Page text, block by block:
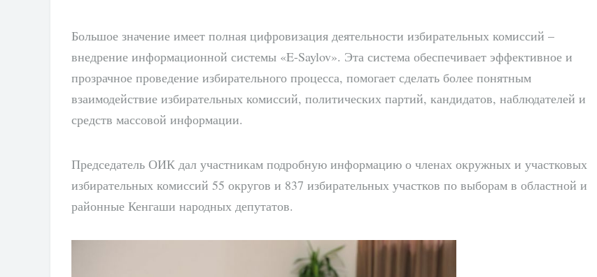
Большое значение имеет полная цифровизация деятельности избирательных комиссий –
внедрение информационной системы «E-Saylov». Эта система обеспечивает эффективное и
прозрачное проведение избирательного процесса, помогает сделать более понятным
взаимодействие избирательных комиссий, политических партий, кандидатов, наблюдателей и
средств массовой информации.
Председатель ОИК дал участникам подробную информацию о членах окружных и участковых
избирательных комиссий 55 округов и 837 избирательных участков по выборам в областной и
районные Кенгаши народных депутатов.